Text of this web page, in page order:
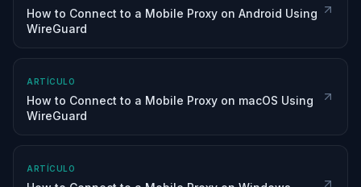
How to Connect to a Mobile Proxy on Android Using
WireGuard
ARTÍCULO
How to Connect to a Mobile Proxy on macOS Using
WireGuard
ARTÍCULO